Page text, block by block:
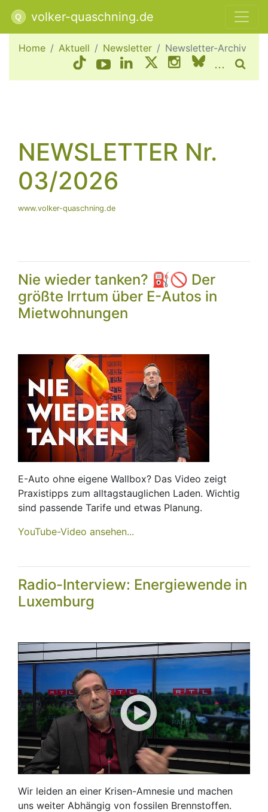
volker-quaschning.de
Home Aktuell Newsletter Newsletter-Archiv
...
NEWSLETTER Nr.
03/2026
www.volker-quaschning.de
Nie wieder tanken? ⛽🚫 Der
größte Irrtum über E-Autos in
Mietwohnungen
E-Auto ohne eigene Wallbox? Das Video zeigt
Praxistipps zum alltagstauglichen Laden. Wichtig
sind passende Tarife und etwas Planung.
YouTube-Video ansehen...
Radio-Interview: Energiewende in
Luxemburg
Wir leiden an einer Krisen-Amnesie und machen
uns weiter Abhängig von fossilen Brennstoffen.